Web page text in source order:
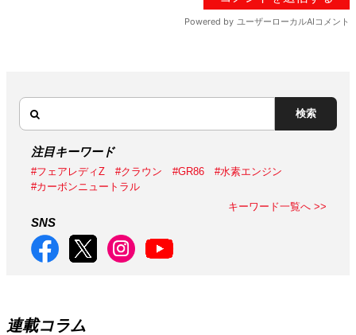
検索
注目キーワード
#フェアレディZ #クラウン #GR86
#水素エンジン
#カーボンニュートラル
キーワード一覧へ >>
SNS
連載コラム